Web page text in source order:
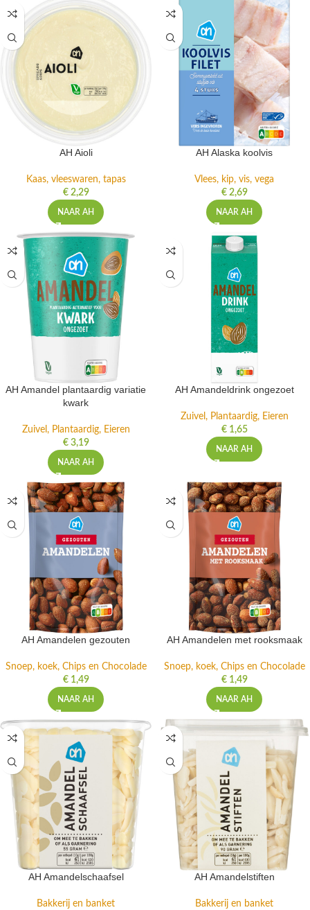
AH Aioli
Kaas, vleeswaren, tapas
€2,29
NAAR AH
AH Alaska koolvis
Vlees, kip, vis, vega
€2,69
NAAR AH
AH Amandel plantaardig variatie
kwark
Zuivel, Plantaardig, Eieren
€3,19
NAAR AH
AH Amandeldrink ongezoet
Zuivel, Plantaardig, Eieren
€1,65
NAAR AH
AH Amandelen gezouten
Snoep, koek, Chips en Chocolade
€1,49
NAAR AH
AH Amandelen met rooksmaak
Snoep, koek, Chips en Chocolade
€1,49
NAAR AH
AH Amandelschaafsel
Bakkerij en banket
AH Amandelstiften
Bakkerij en banket